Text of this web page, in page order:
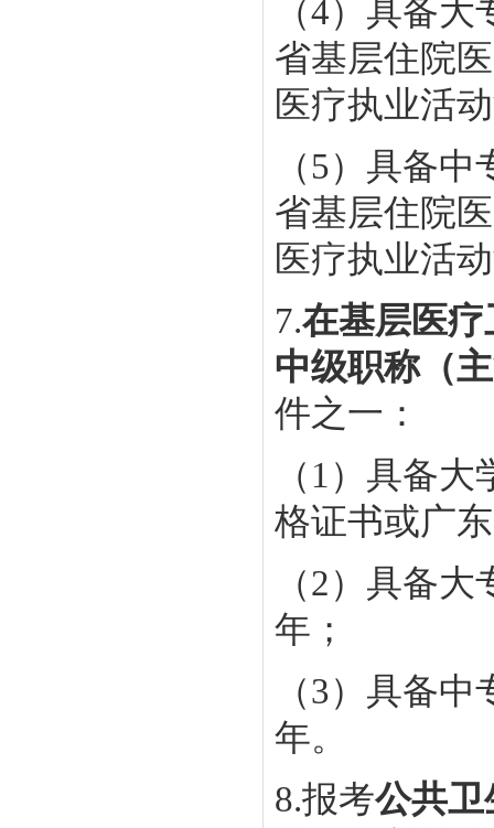
（4）具备
省基层住院
医疗执业活
（5）具备
省基层住院
医疗执业活
7.在基层医
中级职称（
件之一：
（1）具备
格证书或广
（2）具备
年；
（3）具备
年。
8.报考公共卫